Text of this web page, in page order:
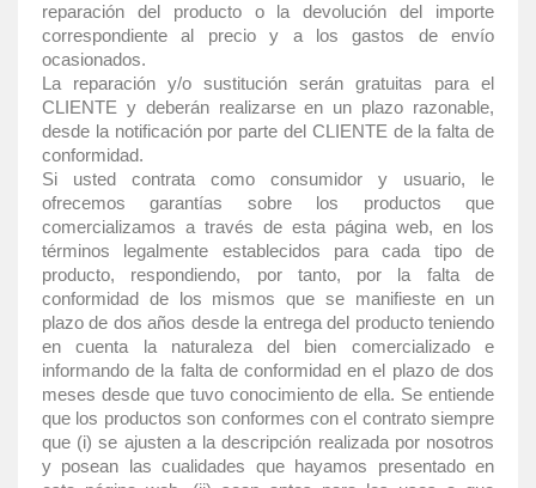
reparación del producto o la devolución del importe
correspondiente al precio y a los gastos de envío
ocasionados.
La reparación y/o sustitución serán gratuitas para el
CLIENTE y deberán realizarse en un plazo razonable,
desde la notificación por parte del CLIENTE de la falta de
conformidad.
Si usted contrata como consumidor y usuario, le
ofrecemos garantías sobre los productos que
comercializamos a través de esta página web, en los
términos legalmente establecidos para cada tipo de
producto, respondiendo, por tanto, por la falta de
conformidad de los mismos que se manifieste en un
plazo de dos años desde la entrega del producto teniendo
en cuenta la naturaleza del bien comercializado e
informando de la falta de conformidad en el plazo de dos
meses desde que tuvo conocimiento de ella. Se entiende
que los productos son conformes con el contrato siempre
que (i) se ajusten a la descripción realizada por nosotros
y posean las cualidades que hayamos presentado en